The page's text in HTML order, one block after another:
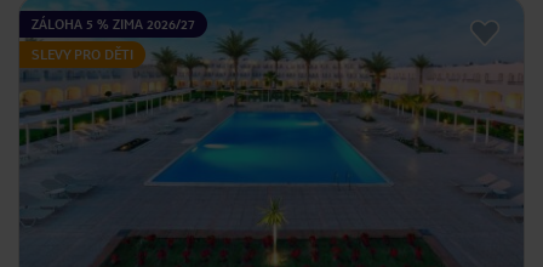
ZÁLOHA 5 % ZIMA 2026/27
SLEVY PRO DĚTI